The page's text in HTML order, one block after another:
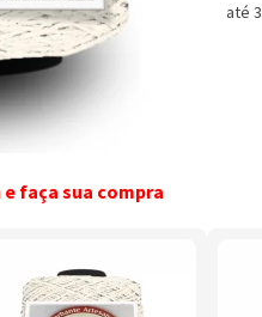
até
faça sua compra